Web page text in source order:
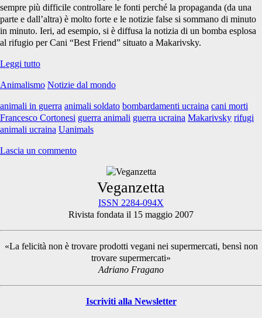
sempre più difficile controllare le fonti perché la propaganda (da una
parte e dall’altra) è molto forte e le notizie false si sommano di minuto
in minuto. Ieri, ad esempio, si è diffusa la notizia di un bomba esplosa
al rifugio per Cani “Best Friend” situato a Makarivsky.
Leggi tuttoAnche
Animali
la
guerra
#3
Animalismo Notizie dal mondo
animali in guerra animali soldato bombardamenti ucraina cani morti
Francesco Cortonesi guerra animali guerra ucraina Makarivsky rifugi
animali ucraina Uanimals
Lascia un commento
Sidebar
Veganzetta
ISSN 2284-094X
Rivista fondata il 15 maggio 2007
«La felicità non è trovare prodotti vegani nei supermercati, bensì non
trovare supermercati»
Adriano Fragano
Iscriviti alla Newsletter